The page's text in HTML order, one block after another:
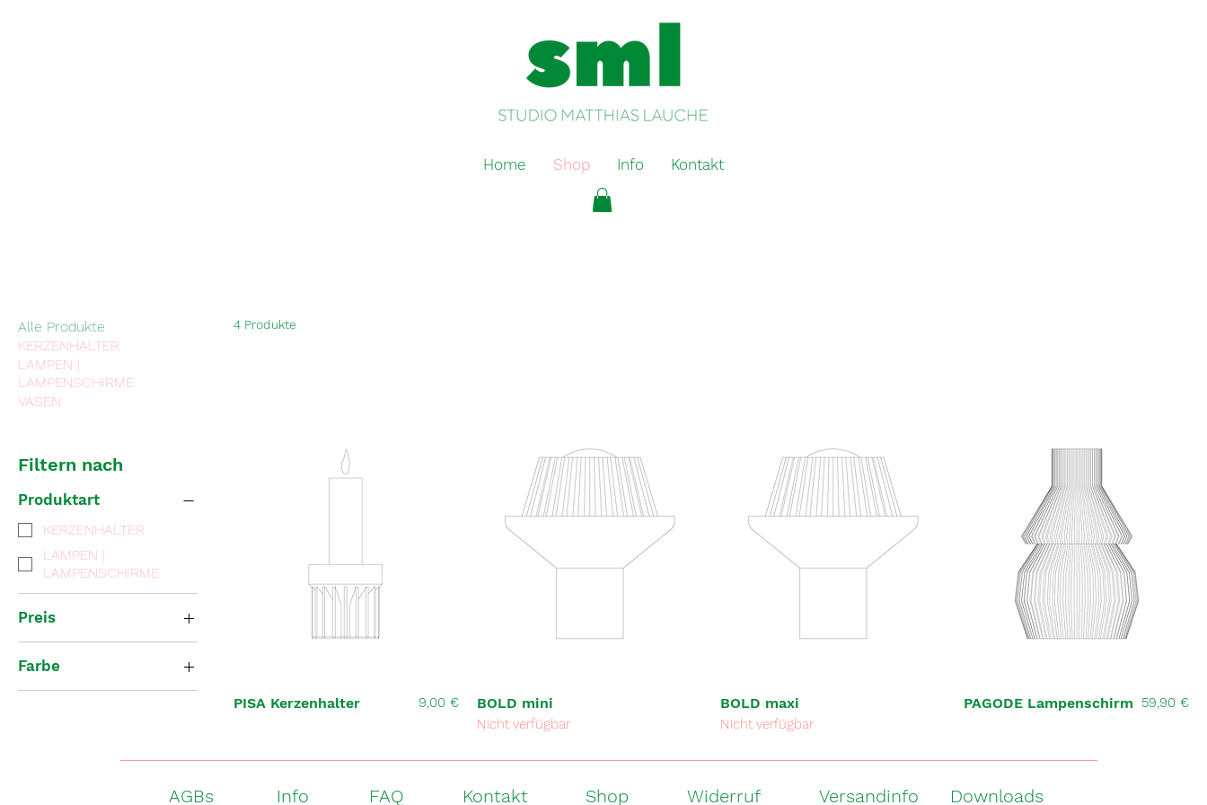
Alle Produkte
KERZENHALTER
LAMPEN |
LAMPENSCHIRME
VASEN
Filtern nach
Produktart
KERZENHALTER
LAMPEN |
LAMPENSCHIRME
Preis
9 € 199 €
Farbe
4 Produkte
PISA Kerzenhalter Preis
9,00 € BOLD mini
Nicht verfügbar
BOLD maxi
Nicht verfügbar
PAGODE Lampenschirm Preis
59,90 €
Home Shop Info Kontakt
AGBs Info FAQ Kontakt Shop Widerruf Versandinfo Downloads